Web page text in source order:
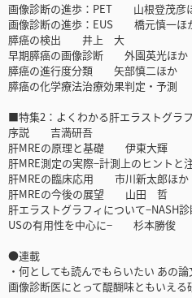
画像診断の進歩：PET 山根登茂彦
画像診断の進歩：EUS 橋元慎一ほ
膵癌の検出 井上 大
早期膵癌の画像診断 外園英光ほか
膵癌の進行度分類 矢部慎二ほか
膵癌の化学療法治療効果判定・予
■特集2：よくわかる肝エラストグ
序説 吉満研吾
肝MREの原理と基礎 伊東大輝
肝MRE測定の実際−計測上のヒント
肝MREの臨床応用 市川新太郎ほか
肝MREの今後の展望 山田 哲
肝エラストグラフィについて−NASH
USの有用性を中心に− 杉本勝俊
●連載
・何としても読んでもらいたい あの論
画像診断医にとって醍醐味ともい